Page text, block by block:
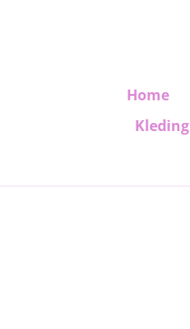
Home
Kleding